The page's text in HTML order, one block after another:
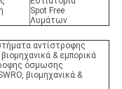
Spot Free
Λυμάτων
αντίστροφης
& εμπορικά
όσμωσης
βιομηχανικά &